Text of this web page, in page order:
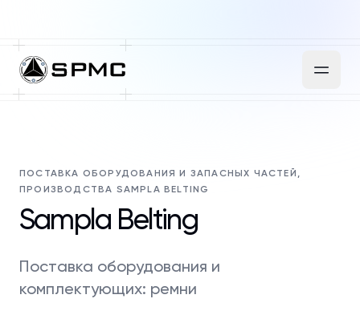
ПОСТАВКА ОБОРУДОВАНИЯ И ЗАПАСНЫХ ЧАСТЕЙ,
ПРОИЗВОДСТВА SAMPLA BELTING
Sampla Belting
Поставка оборудования и
комплектующих: ремни